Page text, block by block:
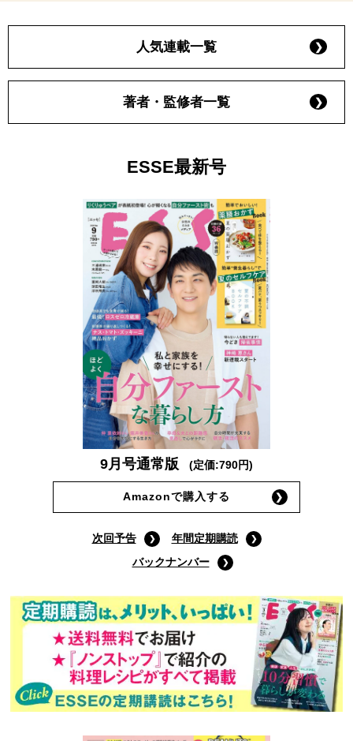
人気連載一覧
著者・監修者一覧
ESSE最新号
9月号通常版 (定価:790円)
Amazonで購入する
次回予告
年間定期購読
バックナンバー